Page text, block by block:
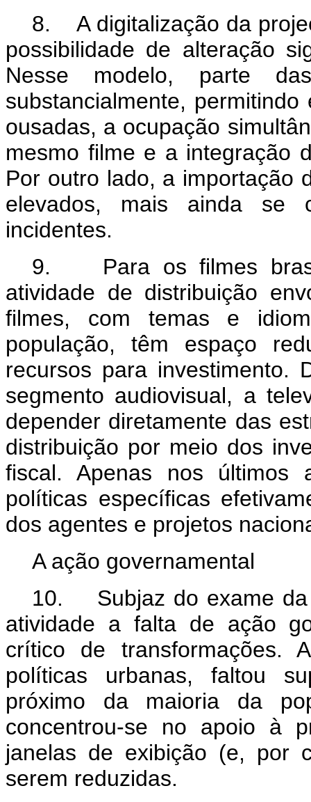
8. A digitalização da
possibilidade de alteração
Nesse modelo, parte
substancialmente,
ousadas, a ocupação
mesmo filme e a integração
Por outro lado, a importação
elevados, mais ainda se
incidentes.
9. Para os filmes
atividade de distribuição
filmes, com temas e
população, têm espaço
recursos para investimento.
segmento audiovisual, a
depender diretamente das
distribuição por meio dos
fiscal. Apenas nos últimos
políticas específicas
dos agentes e projetos
A ação governamental
10. Subjaz do exame da
atividade a falta de ação
crítico de transformações.
políticas urbanas, faltou
próximo da maioria da
concentrou-se no apoio à
janelas de exibição (e, por
serem reduzidas.